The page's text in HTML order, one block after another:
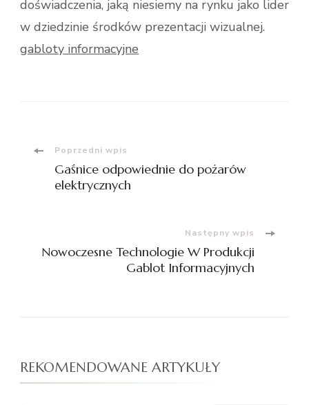
doświadczenia, jaką niesiemy na rynku jako lider
w dziedzinie środków prezentacji wizualnej.
gabloty informacyjne
Nawigacja
wpisu
Poprzedni wpis
Gaśnice odpowiednie do pożarów
elektrycznych
Następny wpis
Nowoczesne Technologie W Produkcji
Gablot Informacyjnych
REKOMENDOWANE ARTYKUŁY